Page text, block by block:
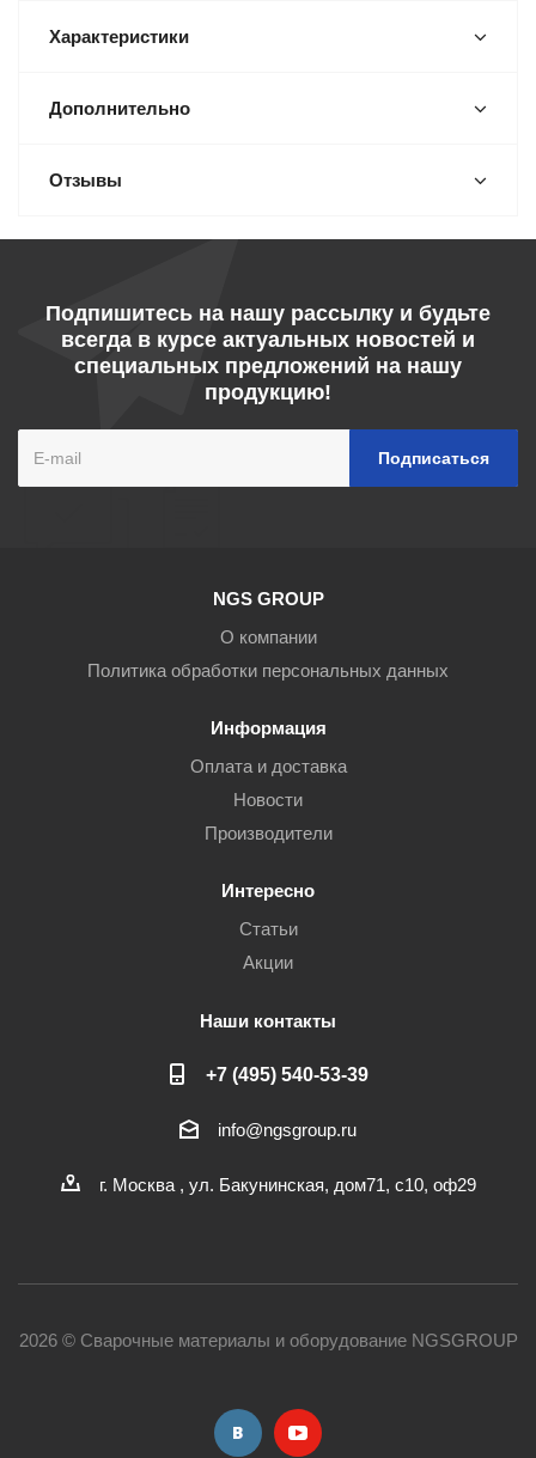
Характеристики
Дополнительно
Отзывы
Подпишитесь на нашу рассылку и будьте
всегда в курсе актуальных новостей и
специальных предложений на нашу
продукцию!
NGS GROUP
О компании
Политика обработки персональных данных
Информация
Оплата и доставка
Новости
Производители
Интересно
Статьи
Акции
Наши контакты
+7 (495) 540-53-39
info@ngsgroup.ru
г. Москва , ул. Бакунинская, дом71, с10, оф29
2026 © Сварочные материалы и оборудование NGSGROUP